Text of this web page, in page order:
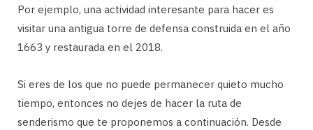
Por ejemplo, una actividad interesante para hacer es
visitar una antigua torre de defensa construida en el año
1663 y restaurada en el 2018.
Si eres de los que no puede permanecer quieto mucho
tiempo, entonces no dejes de hacer la ruta de
senderismo que te proponemos a continuación. Desde